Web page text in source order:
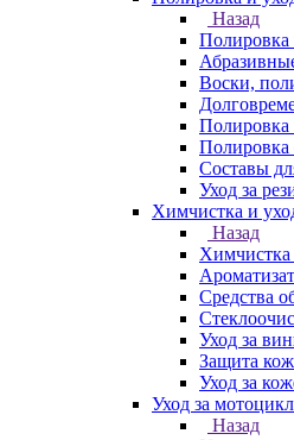
Назад
Полировка
Воски,
Полировка
Полировка
Составы
Уход за
Химчистка и
Назад
Химчистка
Средства
Уход за
Защита
Уход за
Уход за
Назад